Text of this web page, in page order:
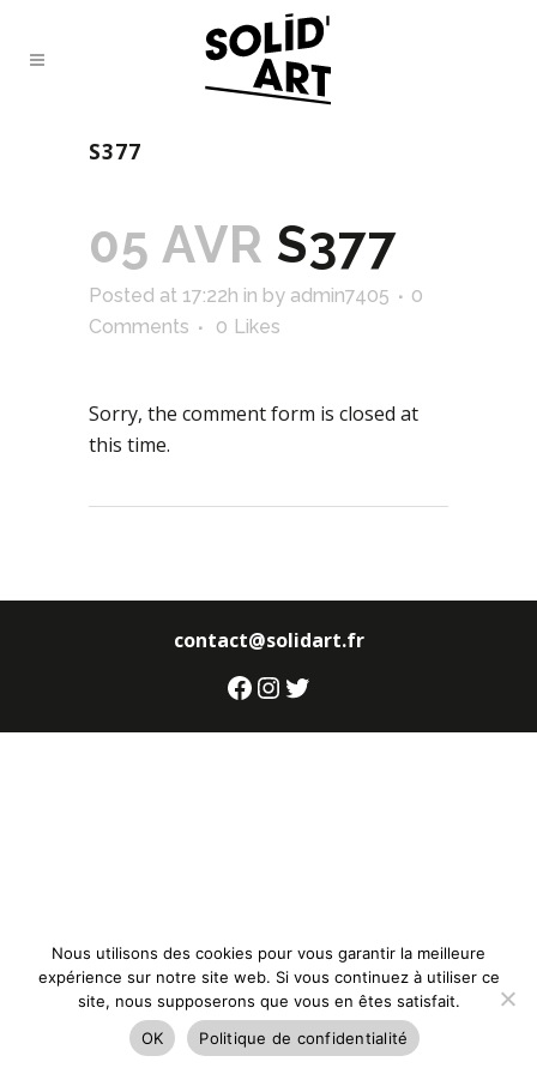
S377
05 AVR S377
Posted at 17:22h in by admin7405
0
Comments
0 Likes
Sorry, the comment form is closed at
this time.
contact@solidart.fr
Facebook
Instagram
Twitter
Nous utilisons des cookies pour vous garantir la meilleure
expérience sur notre site web. Si vous continuez à utiliser ce
site, nous supposerons que vous en êtes satisfait.
OK
Politique de confidentialité